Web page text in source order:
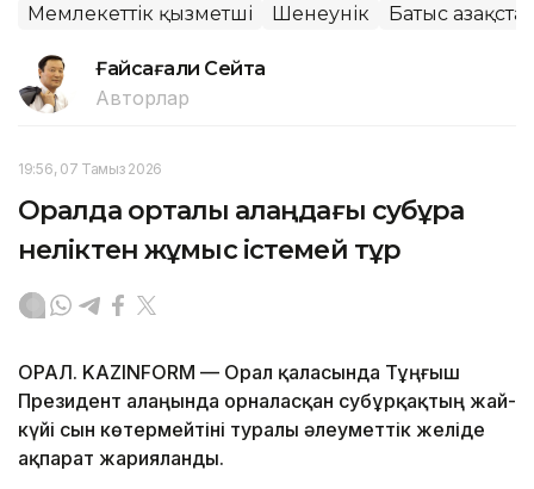
Мемлекеттік қызметші Шенеунік Батыс
Ғайсағали Сейтақ
Авторлар
19:56, 07 Тамыз 2026
Оралда орталық алаңдағы субұрқақ
неліктен жұмыс істемей тұр
ОРАЛ. KAZINFORM — Орал қаласында Тұңғыш
Президент алаңында орналасқан субұрқақтың жай-
күйі сын көтермейтіні туралы әлеуметтік желіде
ақпарат жарияланды.